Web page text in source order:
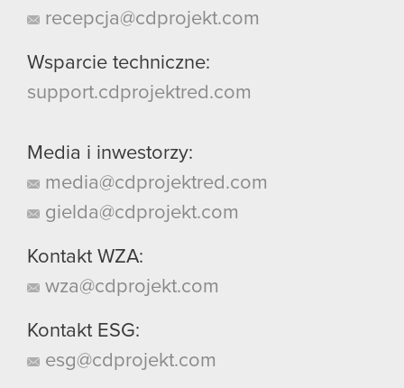
recepcja@cdprojekt.com
Wsparcie techniczne:
support.cdprojektred.com
Media i inwestorzy:
media@cdprojektred.com
gielda@cdprojekt.com
Kontakt WZA:
wza@cdprojekt.com
Kontakt ESG:
esg@cdprojekt.com